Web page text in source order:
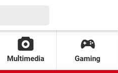
Multimedia Gaming